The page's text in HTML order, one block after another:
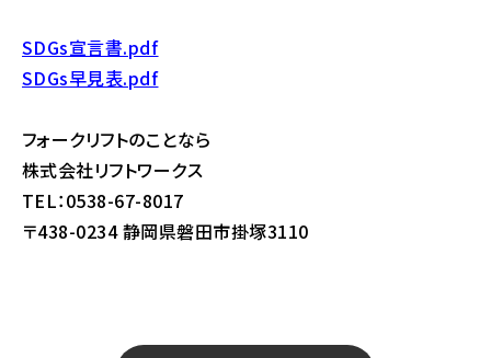
SDGs宣言書.pdf
SDGs早見表.pdf
フォークリフトのことなら
株式会社リフトワークス
TEL：0538-67-8017
〒438-0234 静岡県磐田市掛塚3110